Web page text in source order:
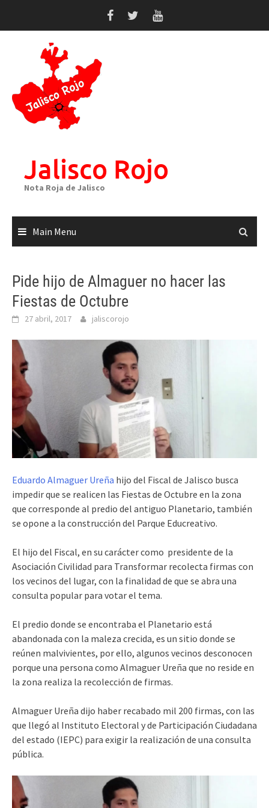
Jalisco Rojo
Nota Roja de Jalisco
Main Menu
Pide hijo de Almaguer no hacer las
Fiestas de Octubre
27 abril, 2017 jaliscorojo
Eduardo Almaguer Ureña hijo del Fiscal de Jalisco busca
impedir que se realicen las Fiestas de Octubre en la zona
que corresponde al predio del antiguo Planetario, también
se opone a la construcción del Parque Educreativo.
El hijo del Fiscal, en su carácter como presidente de la
Asociación Civilidad para Transformar recolecta firmas con
los vecinos del lugar, con la finalidad de que se abra una
consulta popular para votar el tema.
El predio donde se encontraba el Planetario está
abandonada con la maleza crecida, es un sitio donde se
reúnen malvivientes, por ello, algunos vecinos desconocen
porque una persona como Almaguer Ureña que no reside en
la zona realiza la recolección de firmas.
Almaguer Ureña dijo haber recabado mil 200 firmas, con las
que llegó al Instituto Electoral y de Participación Ciudadana
del estado (IEPC) para exigir la realización de una consulta
pública.